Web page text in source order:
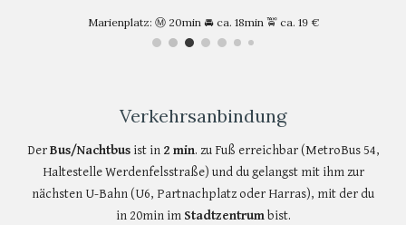
Marienplatz: Ⓜ️ 20min 🚘 ca. 18min 🚖 ca. 19 €
Verkehrsanbindung
DerBus/Nachtbusist in 2 min. zu Fuß erreichbar (MetroBus 54,
Haltestelle Werdenfelsstraße) und du gelangst mit ihm zur
nächsten U-Bahn (U6, Partnachplatz oder Harras), mit der du
in 20min im Stadtzentrumbist.